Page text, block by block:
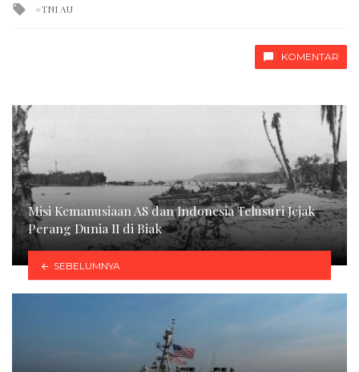
Tagged
TNI AU
KOMENTAR
Misi Kemanusiaan AS dan Indonesia Telusuri Jejak
Perang Dunia II di Biak
SEBELUMNYA